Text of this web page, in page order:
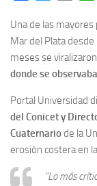
Una de las
Mar del Plata desde
meses se
donde se
Portal Universidad
del Conicet y
Cuaternariode la
erosión costera en
“Lo más